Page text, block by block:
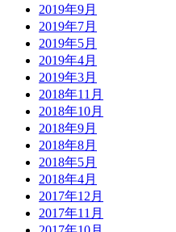
2019年9月
2019年7月
2019年5月
2019年4月
2019年3月
2018年11月
2018年10月
2018年9月
2018年8月
2018年5月
2018年4月
2017年12月
2017年11月